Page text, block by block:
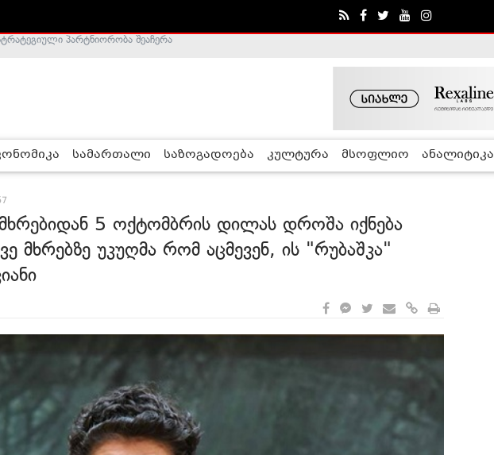
არალეგიტიმურია - ჰელსინკის კომისია
სამართალი საზოგადოება კულტურა მსოფლიო ანალიტიკა
5 ოქტომბრის დილას დროშა იქნება
მხრებზე უკუღმა რომ აცმევენ, ის "რუბაშკა"